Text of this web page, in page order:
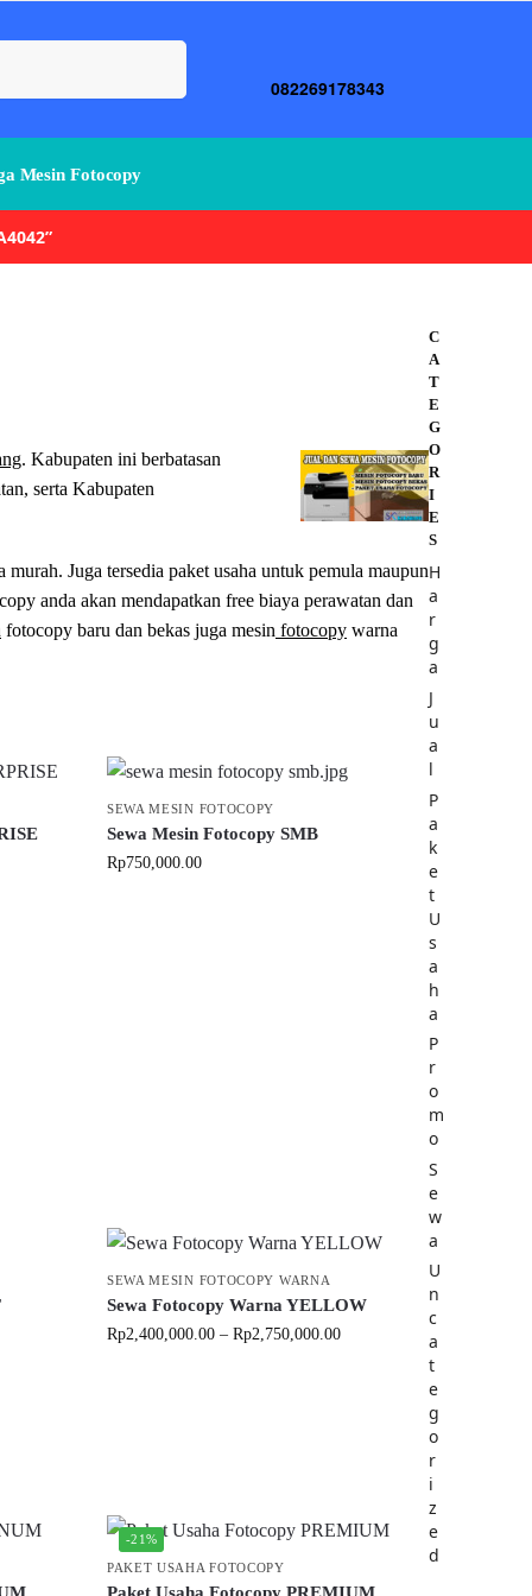
082269178343
Mesin Fotocopy
. Kabupaten ini berbatasan
serta Kabupaten
Juga tersedia paket usaha untuk pemula maupun
anda akan mendapatkan free biaya perawatan dan
fotocopy baru dan bekas juga mesin fotocopy warna
SEWA MESIN FOTOCOPY
Sewa Mesin Fotocopy SMB
Rp750,000.00
SEWA MESIN FOTOCOPY WARNA
Sewa Fotocopy Warna YELLOW
Rp2,400,000.00 – Rp2,750,000.00
-21%
PAKET USAHA FOTOCOPY
Paket Usaha Fotocopy PREMIUM
C
A
T
E
G
O
R
I
E
S
H
a
r
g
a
J
u
a
l
P
a
k
e
t
U
s
a
h
a
P
r
o
m
o
S
e
w
a
U
n
c
a
t
e
g
o
r
i
z
e
d